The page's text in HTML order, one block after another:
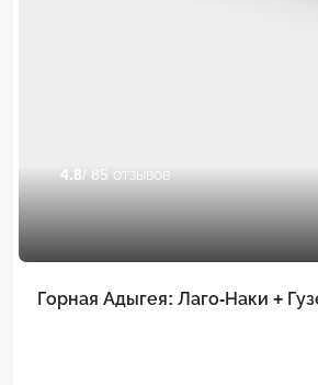
4.8/ 85 отзывов
Горная Адыгея: Лаго-Наки +